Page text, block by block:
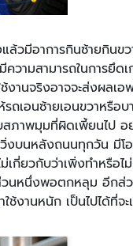
ล้วมีอาการกินซ้ายกินขว
ความสามารถในการยึด
ช้งานจริงอาจจะส่งผลเ
รถเอนซ้ายเอนขวาหรือ
ภาพมุมที่ผิดเพี้ยนไป อย
วิ่งบนหลังถนนทุกวัน มีโ
กี่ยวกับว่าเพิ่งทำหรือไม่
วนหนึ่งพอตกหลุม อีกส่
ใช้งานหนัก เป็นไปได้ที่จ